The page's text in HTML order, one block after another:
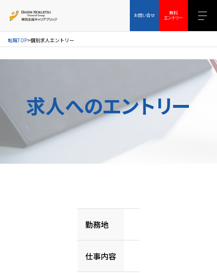
お問い合せ 無料
エントリー
お問い合せ 無料エントリー
転職TOP 個別求人エントリー
求人へのエントリー
勤務地
仕事内容